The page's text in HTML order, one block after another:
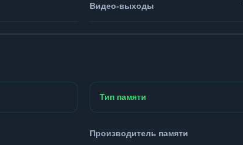
Видео-выходы
Тип памяти
Производитель памяти